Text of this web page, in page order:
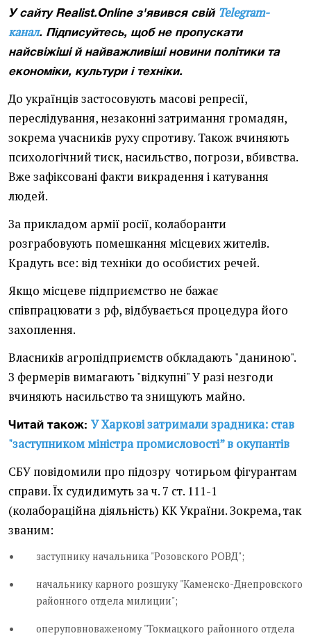
У сайту Realist.Online з'явився свій Telegram-
канал. Підписуйтесь, щоб не пропускати
найсвіжіші й найважливіші новини політики та
економіки, культури і техніки.
До українців застосовують масові репресії,
переслідування, незаконні затримання громадян,
зокрема учасників руху спротиву. Також вчиняють
психологічний тиск, насильство, погрози, вбивства.
Вже зафіксовані факти викрадення і катування
людей.
За прикладом армії росії, колаборанти
розграбовують помешкання місцевих жителів.
Крадуть все: від техніки до особистих речей.
Якщо місцеве підприємство не бажає
співпрацювати з рф, відбувається процедура його
захоплення.
Власників агропідприємств обкладають "даниною".
З фермерів вимагають "відкупні" У разі незгоди
вчиняють насильство та знищують майно.
Читай також: У Харкові затримали зрадника: став
"заступником міністра промисловості” в окупантів
СБУ повідомили про підозру чотирьом фігурантам
справи. Їх судидимуть за ч. 7 ст. 111-1
(колабораційна діяльність) КК України. Зокрема, так
званим:
заступнику начальника "Розовского РОВД";
начальнику карного розшуку "Каменско-Днепровского
районного отдела милиции";
оперуповноваженому "Токмацкого районного отдела